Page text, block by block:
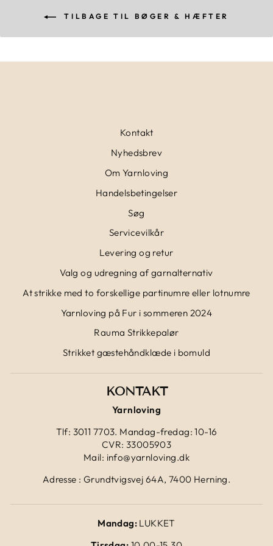
TILBAGE TIL BØGER & HÆFTER
Kontakt
Nyhedsbrev
Om Yarnloving
Handelsbetingelser
Søg
Servicevilkår
Levering og retur
Valg og udregning af garnalternativ
At strikke med to forskellige partinumre eller lotnumre
Yarnloving på Fur i sommeren 2024
Rauma Strikkepalør
Strikket gæstehåndklæde i bomuld
KONTAKT
Yarnloving
Tlf: 3011 7703. Mandag-fredag: 10-16
CVR: 33005903
Mail: info@yarnloving.dk
Adresse : Grundtvigsvej 64A, 7400 Herning.
Mandag: LUKKET